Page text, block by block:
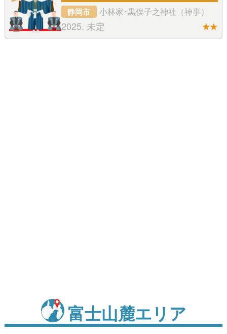
静岡市 小林家･黒俣子之神社（神事）
2025. 未定 ★★
富士山麓エリア